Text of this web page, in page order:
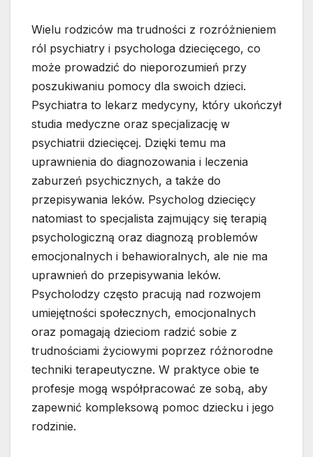
Wielu rodziców ma trudności z rozróżnieniem
ról psychiatry i psychologa dziecięcego, co
może prowadzić do nieporozumień przy
poszukiwaniu pomocy dla swoich dzieci.
Psychiatra to lekarz medycyny, który ukończył
studia medyczne oraz specjalizację w
psychiatrii dziecięcej. Dzięki temu ma
uprawnienia do diagnozowania i leczenia
zaburzeń psychicznych, a także do
przepisywania leków. Psycholog dziecięcy
natomiast to specjalista zajmujący się terapią
psychologiczną oraz diagnozą problemów
emocjonalnych i behawioralnych, ale nie ma
uprawnień do przepisywania leków.
Psycholodzy często pracują nad rozwojem
umiejętności społecznych, emocjonalnych
oraz pomagają dzieciom radzić sobie z
trudnościami życiowymi poprzez różnorodne
techniki terapeutyczne. W praktyce obie te
profesje mogą współpracować ze sobą, aby
zapewnić kompleksową pomoc dziecku i jego
rodzinie.